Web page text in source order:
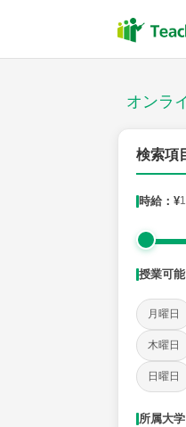
オンラ
検索項
時給：¥
授業可能
月曜日
木曜日
日曜日
所属大学
授業スタイル
数学
時給：¥1,000 ～
授業可能日
火曜